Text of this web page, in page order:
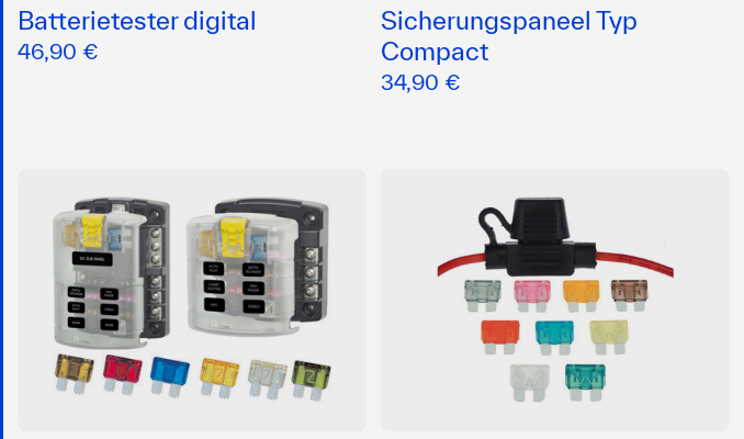
Batterietester digital
46,90 €
Sicherungspaneel Typ
Compact
34,90 €